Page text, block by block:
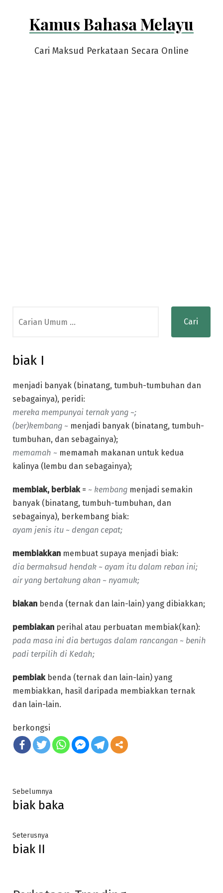
Kamus Bahasa Melayu
Cari Maksud Perkataan Secara Online
for:
biak I
menjadi banyak (binatang, tumbuh-tumbuhan dan
sebagainya), peridi:
mereka mempunyai ternak yang ~;
(ber)kembang ~ menjadi banyak (binatang, tumbuh-
tumbuhan, dan sebagainya);
memamah ~ memamah makanan untuk kedua
kalinya (lembu dan sebagainya);
membiak, berbiak= ~ kembang menjadi semakin
banyak (binatang, tumbuh-tumbuhan, dan
sebagainya), berkembang biak:
ayam jenis itu ~ dengan cepat;
membiakkan membuat supaya menjadi biak:
dia bermaksud hendak ~ ayam itu dalam reban ini;
air yang bertakung akan ~ nyamuk;
biakan benda (ternak dan lain-lain) yang dibiakkan;
pembiakan perihal atau perbuatan membiak(kan):
pada masa ini dia bertugas dalam rancangan ~ benih
padi terpilih di Kedah;
pembiakbenda (ternak dan lain-lain) yang
membiakkan, hasil daripada membiakkan ternak
dan lain-lain.
berkongsi
Post
navigation
Sebelumnya
post:
biak baka
Seterusnya
biak II